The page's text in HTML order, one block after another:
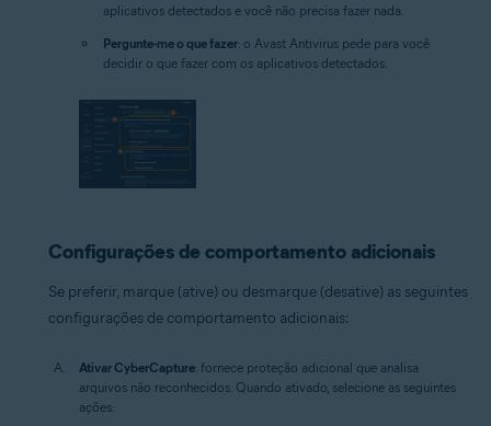
aplicativos detectados e você não precisa fazer nada.
Pergunte-me o que fazer: o Avast Antivirus pede para você
decidir o que fazer com os aplicativos detectados.
Configurações de comportamento adicionais
Se preferir, marque (ative) ou desmarque (desative) as seguintes
configurações de comportamento adicionais:
Ativar CyberCapture: fornece proteção adicional que analisa
arquivos não reconhecidos. Quando ativado, selecione as seguintes
ações: